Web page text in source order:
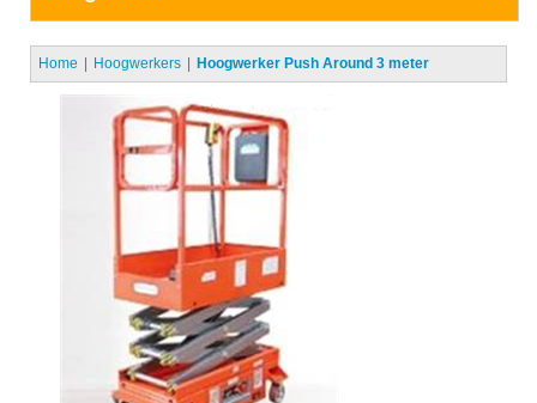
Home Hoogwerkers Hoogwerker Push Around 3 meter